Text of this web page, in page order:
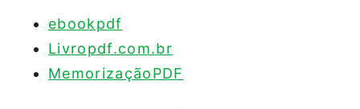
ebookpdf
Livropdf.com.br
MemorizaçãoPDF